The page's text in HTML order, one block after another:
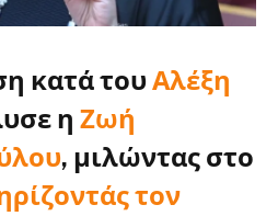
κατά τουΑλέξη
η Ζωή
, μιλώντας στο
τον